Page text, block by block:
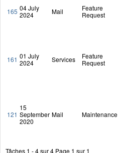
165 04 July
2024
Mail
Feature
Request
161 01 July
2024
Services
Feature
Request
121
15
September
2020
Mail Maintenance
Tâches 1 - 4 sur 4 Page 1 sur 1